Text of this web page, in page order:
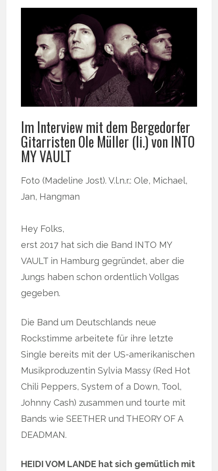
Im Interview mit dem Bergedorfer
Gitarristen Ole Müller (li.) von INTO
MY VAULT
Foto (Madeline Jost). V.l.n.r.: Ole, Michael,
Jan, Hangman
Hey Folks,
erst 2017 hat sich die Band INTO MY
VAULT in Hamburg gegründet, aber die
Jungs haben schon ordentlich Vollgas
gegeben.
Die Band um Deutschlands neue
Rockstimme arbeitete für ihre letzte
Single bereits mit der US-amerikanischen
Musikproduzentin Sylvia Massy (Red Hot
Chili Peppers, System of a Down, Tool,
Johnny Cash) zusammen und tourte mit
Bands wie SEETHER und THEORY OF A
DEADMAN.
HEIDI VOM LANDE hat sich gemütlich mit